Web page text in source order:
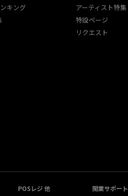
キング
アーティスト特集
特設ページ
リクエスト
POSレジ 他
開業サポート